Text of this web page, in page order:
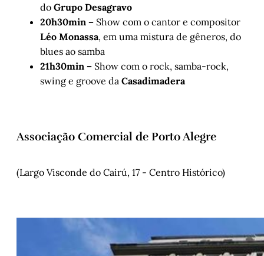
do Grupo Desagravo
20h30min – Show com o cantor e compositor
Léo Monassa, em uma mistura de gêneros, do
blues ao samba
21h30min – Show com o rock, samba-rock,
swing e groove da Casadimadera
Associação Comercial de Porto Alegre
(Largo Visconde do Cairú, 17 - Centro Histórico)